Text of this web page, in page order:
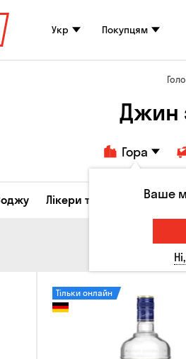
Укр Покупцям
Джин
Гора
Лікери та настоянки
Тільки онлайн
Ваше